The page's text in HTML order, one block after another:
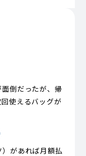
倒だったが、帰
使えるバッグが
があれば月額払